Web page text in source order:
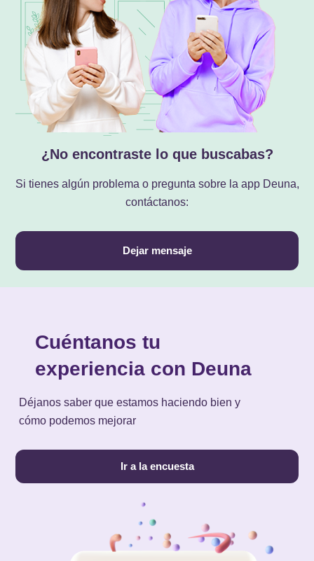
¿No encontraste lo que buscabas?
Si tienes algún problema o pregunta sobre la app Deuna,
contáctanos:
Dejar mensaje
Cuéntanos tu
experiencia con Deuna
Déjanos saber que estamos haciendo bien y
cómo podemos mejorar
Ir a la encuesta